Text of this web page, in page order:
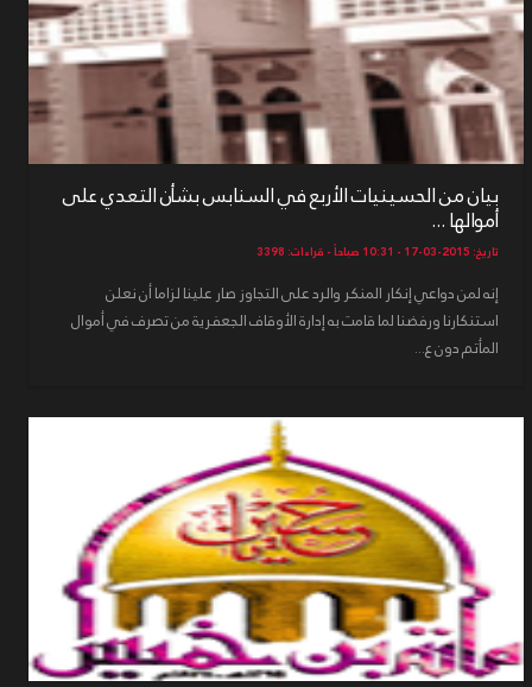
بيان من الحسينيات الأربع في السنابس بشأن التعدي على
أموالها ...
تاريخ: 2015-03-17 - 10:31 صباحاً - قراءات: 3398
إنه لمن دواعي إنكار المنكر والرد على التجاوز صار علينا لزاما أن نعلن
استنكارنا ورفضنا لما قامت به إدارة الأوقاف الجعفرية من تصرف في أموال
المأتم دون ع...